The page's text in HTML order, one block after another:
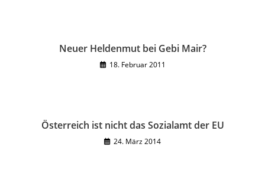
Neuer Heldenmut bei Gebi Mair?
18. Februar 2011
Österreich ist nicht das Sozialamt der EU
24. März 2014